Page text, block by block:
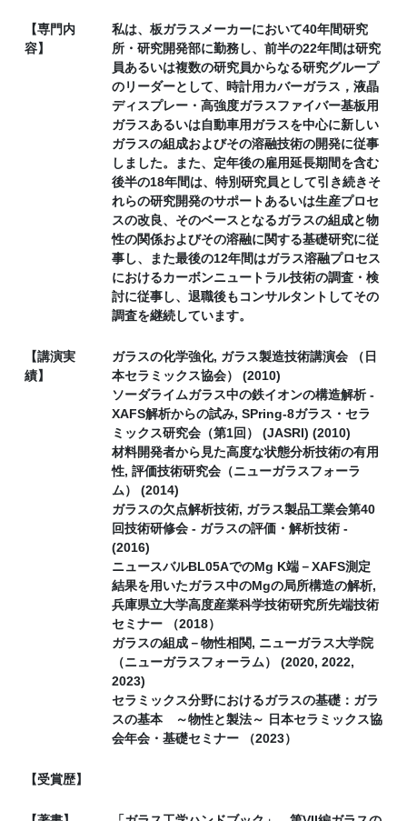
【専門内
容】
私は、板ガラスメーカーにおいて40年間研究
所・研究開発部に勤務し、前半の22年間は研究
員あるいは複数の研究員からなる研究グループ
のリーダーとして、時計用カバーガラス，液晶
ディスプレー・高強度ガラスファイバー基板用
ガラスあるいは自動車用ガラスを中心に新しい
ガラスの組成およびその溶融技術の開発に従事
しました。また、定年後の雇用延長期間を含む
後半の18年間は、特別研究員として引き続きそ
れらの研究開発のサポートあるいは生産プロセ
スの改良、そのベースとなるガラスの組成と物
性の関係およびその溶融に関する基礎研究に従
事し、また最後の12年間はガラス溶融プロセス
におけるカーボンニュートラル技術の調査・検
討に従事し、退職後もコンサルタントしてその
調査を継続しています。
【講演実
績】
ガラスの化学強化, ガラス製造技術講演会 （日
本セラミックス協会） (2010)
ソーダライムガラス中の鉄イオンの構造解析 -
XAFS解析からの試み, SPring-8ガラス・セラ
ミックス研究会（第1回） (JASRI) (2010)
材料開発者から見た高度な状態分析技術の有用
性, 評価技術研究会（ニューガラスフォーラ
ム） (2014)
ガラスの欠点解析技術, ガラス製品工業会第40
回技術研修会 - ガラスの評価・解析技術 -
(2016)
ニュースバルBL05AでのMg K端－XAFS測定
結果を用いたガラス中のMgの局所構造の解析,
兵庫県立大学高度産業科学技術研究所先端技術
セミナー （2018）
ガラスの組成－物性相関, ニューガラス大学院
（ニューガラスフォーラム） (2020, 2022,
2023)
セラミックス分野におけるガラスの基礎：ガラ
スの基本 ～物性と製法～ 日本セラミックス協
会年会・基礎セミナー （2023）
【受賞歴】